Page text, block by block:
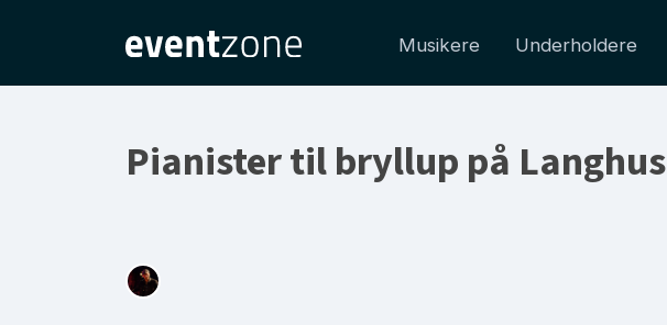
Musikere Underholdere
Pianister til bryllup på Langhus